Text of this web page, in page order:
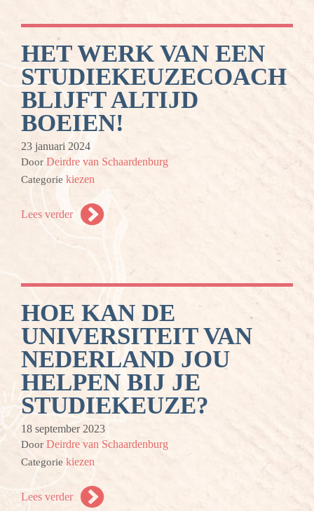
HET WERK VAN EEN
STUDIEKEUZECOACH
BLIJFT ALTIJD
BOEIEN!
23 januari 2024
DoorDeirdre van Schaardenburg
Categorie kiezen
Lees verder
HOE KAN DE
UNIVERSITEIT VAN
NEDERLAND JOU
HELPEN BIJ JE
STUDIEKEUZE?
18 september 2023
Door Deirdre van Schaardenburg
Categorie kiezen
Lees verder